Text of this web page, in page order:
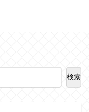
検索